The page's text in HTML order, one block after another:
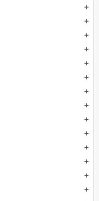
add
add
add
add
add
add
add
add
add
add
add
add
add
add